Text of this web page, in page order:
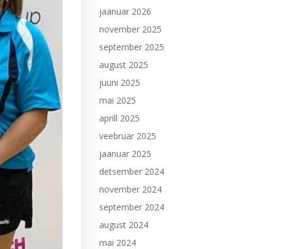
jaanuar 2026
november 2025
september 2025
august 2025
juuni 2025
mai 2025
aprill 2025
veebruar 2025
jaanuar 2025
detsember 2024
november 2024
september 2024
august 2024
mai 2024